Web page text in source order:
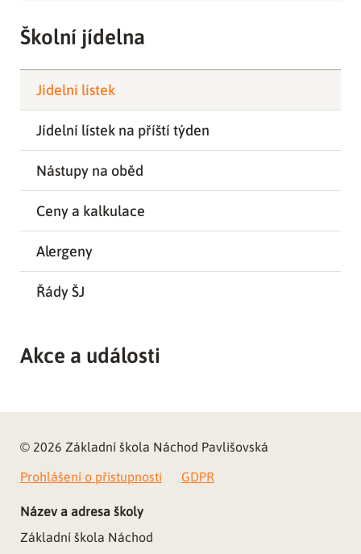
Školní jídelna
Jídelní lístek
Jídelní lístek na příští týden
Nástupy na oběd
Ceny a kalkulace
Alergeny
Řády ŠJ
Akce a události
© 2026 Základní škola Náchod Pavlišovská
Prohlášení o přístupnosti GDPR
Název a adresa školy
Základní škola Náchod